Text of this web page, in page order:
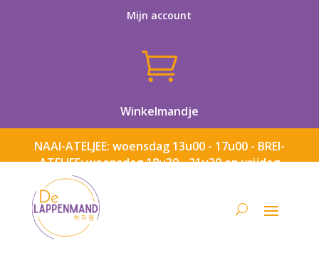
Mijn account

Winkelmandje
NAAI-ATELJEE: woensdag 13u00 - 17u00 - BREI-
ATELJEE: woensdag 18u30 - 21u30 en vrijdag